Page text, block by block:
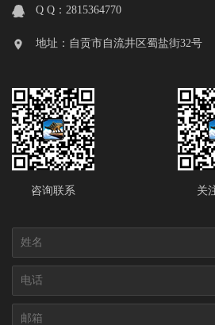
Q Q：2815364770
地址：自贡市自流井区蜀盐街32号
咨询联系 关